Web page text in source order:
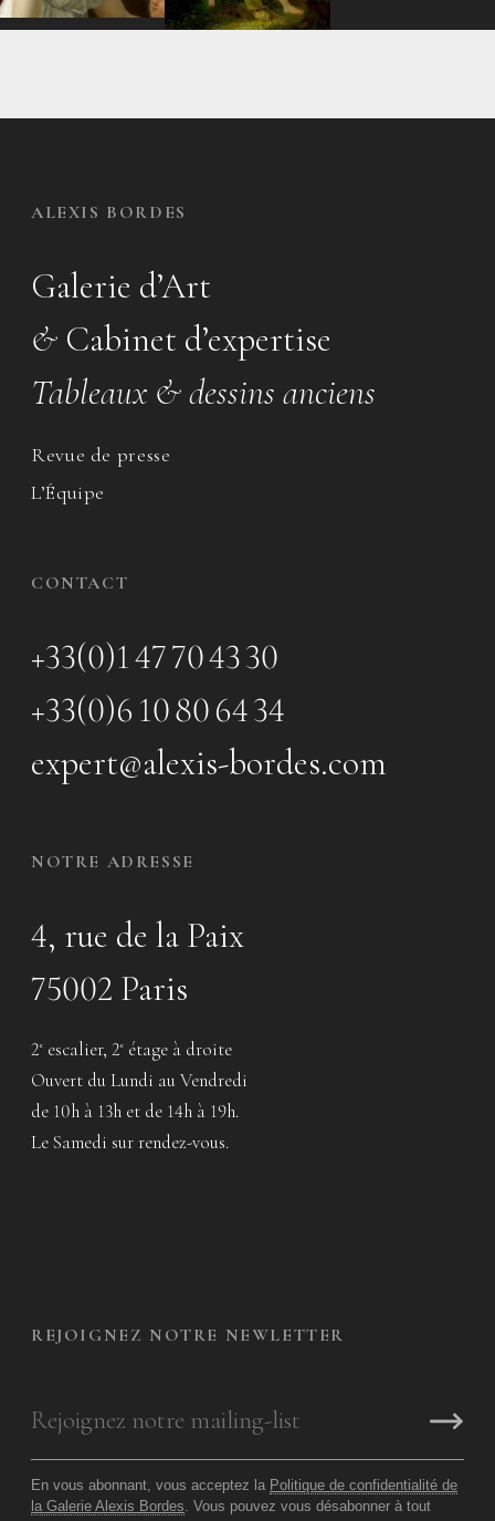
ALEXIS BORDES
Galerie d’Art
& Cabinet d’expertise
Tableaux & dessins anciens
Revue de presse
L’Équipe
CONTACT
+33(0)1 47 70 43 30
+33(0)6 10 80 64 34
expert@alexis-bordes.com
NOTRE ADRESSE
4, rue de la Paix
75002 Paris
2e escalier, 2e étage à droite
Ouvert du Lundi au Vendredi
de 10h à 13h et de 14h à 19h.
Le Samedi sur rendez-vous.
REJOIGNEZ NOTRE NEWLETTER
En vous abonnant, vous acceptez la Politique de confidentialité de
la Galerie Alexis Bordes . Vous pouvez vous désabonner à tout